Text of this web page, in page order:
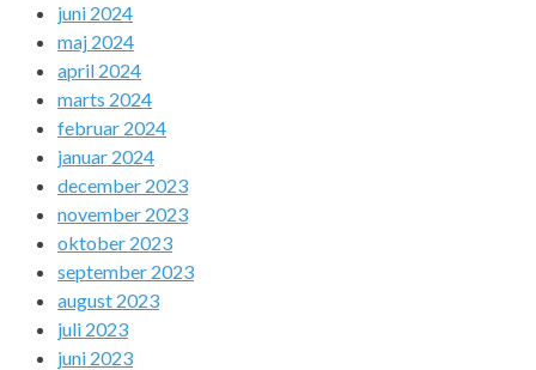
juni 2024
maj 2024
april 2024
marts 2024
februar 2024
januar 2024
december 2023
november 2023
oktober 2023
september 2023
august 2023
juli 2023
juni 2023